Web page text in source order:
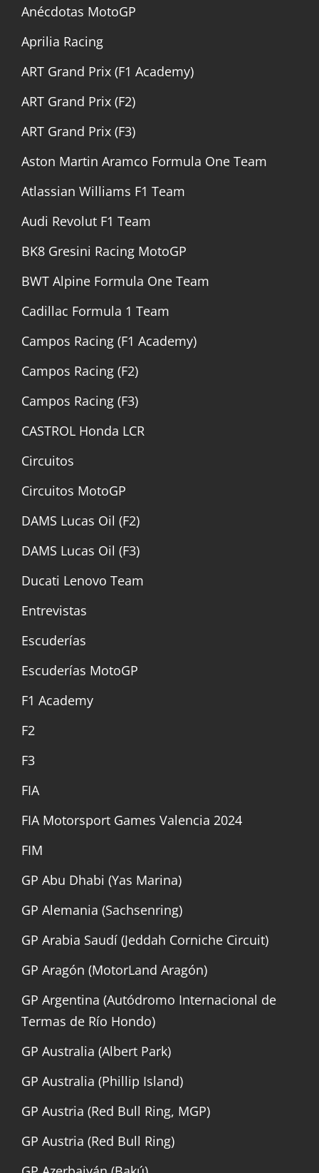
Anécdotas MotoGP
Aprilia Racing
ART Grand Prix (F1 Academy)
ART Grand Prix (F2)
ART Grand Prix (F3)
Aston Martin Aramco Formula One Team
Atlassian Williams F1 Team
Audi Revolut F1 Team
BK8 Gresini Racing MotoGP
BWT Alpine Formula One Team
Cadillac Formula 1 Team
Campos Racing (F1 Academy)
Campos Racing (F2)
Campos Racing (F3)
CASTROL Honda LCR
Circuitos
Circuitos MotoGP
DAMS Lucas Oil (F2)
DAMS Lucas Oil (F3)
Ducati Lenovo Team
Entrevistas
Escuderías
Escuderías MotoGP
F1 Academy
F2
F3
FIA
FIA Motorsport Games Valencia 2024
FIM
GP Abu Dhabi (Yas Marina)
GP Alemania (Sachsenring)
GP Arabia Saudí (Jeddah Corniche Circuit)
GP Aragón (MotorLand Aragón)
GP Argentina (Autódromo Internacional de
Termas de Río Hondo)
GP Australia (Albert Park)
GP Australia (Phillip Island)
GP Austria (Red Bull Ring, MGP)
GP Austria (Red Bull Ring)